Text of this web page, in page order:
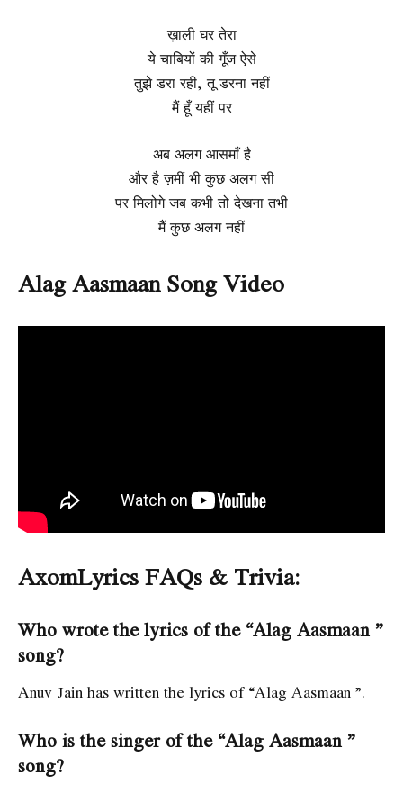
ख़ाली घर तेरा
ये चाबियों की गूँज ऐसे
तुझे डरा रही, तू डरना नहीं
मैं हूँ यहीं पर
अब अलग आसमाँ है
और है ज़मीं भी कुछ अलग सी
पर मिलोगे जब कभी तो देखना तभी
मैं कुछ अलग नहीं
Alag Aasmaan Song Video
AxomLyrics FAQs & Trivia:
Who wrote the lyrics of the “Alag Aasmaan ”
song?
Anuv Jain has written the lyrics of “Alag Aasmaan ”.
Who is the singer of the “Alag Aasmaan ”
song?